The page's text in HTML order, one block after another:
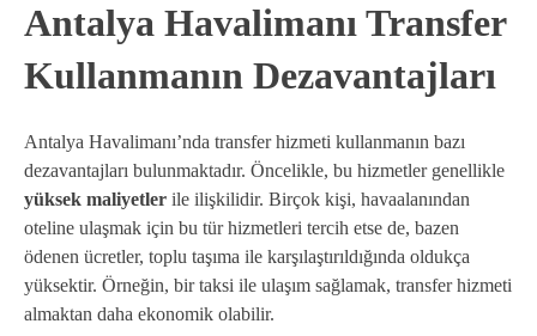
Antalya Havalimanı Transfer
Kullanmanın Dezavantajları
Antalya Havalimanı’nda transfer hizmeti kullanmanın bazı
dezavantajları bulunmaktadır. Öncelikle, bu hizmetler genellikle
yüksek maliyetler ile ilişkilidir. Birçok kişi, havaalanından
oteline ulaşmak için bu tür hizmetleri tercih etse de, bazen
ödenen ücretler, toplu taşıma ile karşılaştırıldığında oldukça
yüksektir. Örneğin, bir taksi ile ulaşım sağlamak, transfer hizmeti
almaktan daha ekonomik olabilir.